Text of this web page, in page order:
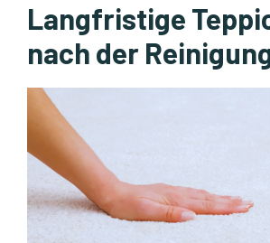
Langfristige
nach der